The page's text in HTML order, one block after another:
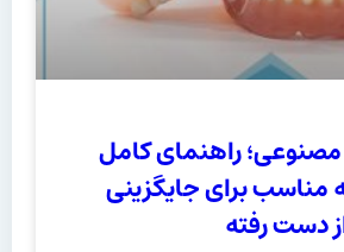
مصنوعی؛ راهنمای کامل
مناسب برای جایگزینی
دست رفته